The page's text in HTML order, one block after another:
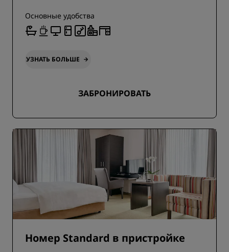
Основные удобства
УЗНАТЬ БОЛЬШЕ
ЗАБРОНИРОВАТЬ
Номер Standard в пристройке